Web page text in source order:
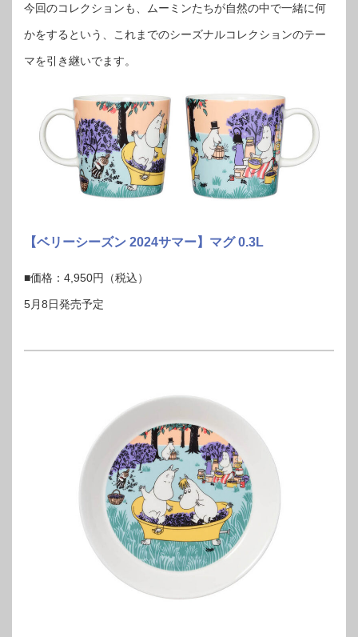
今回のコレクションも、ムーミンたちが自然の中で一緒に何
かをするという、これまでのシーズナルコレクションのテー
マを引き継いでます。
【ベリーシーズン 2024サマー】マグ 0.3L
■価格：4,950円（税込）
5月8日発売予定